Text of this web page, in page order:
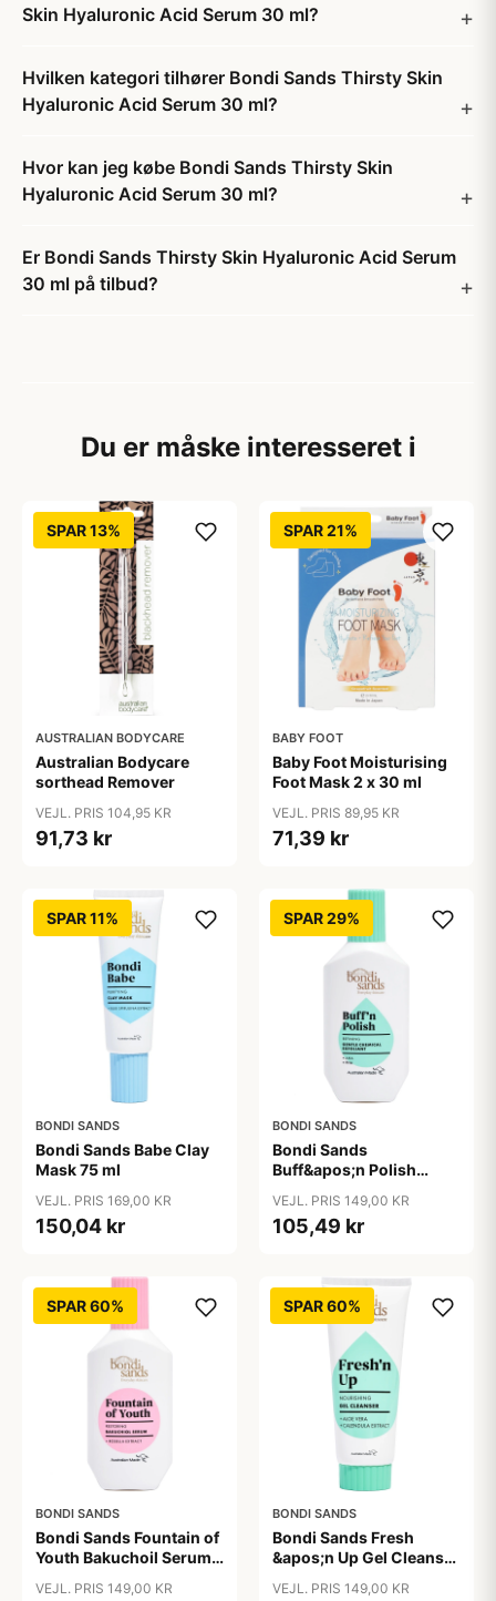
Skin Hyaluronic Acid Serum 30 ml?
Hvilken kategori tilhører Bondi Sands Thirsty Skin
Hyaluronic Acid Serum 30 ml?
Hvor kan jeg købe Bondi Sands Thirsty Skin
Hyaluronic Acid Serum 30 ml?
Er Bondi Sands Thirsty Skin Hyaluronic Acid Serum
30 ml på tilbud?
Du er måske interesseret i
SPAR 13%
AUSTRALIAN BODYCARE
Australian Bodycare
sorthead Remover
VEJL. PRIS 104,95 KR
91,73 kr
SPAR 21%
BABY FOOT
Baby Foot Moisturising
Foot Mask 2 x 30 ml
VEJL. PRIS 89,95 KR
71,39 kr
SPAR 11%
BONDI SANDS
Bondi Sands Babe Clay
Mask 75 ml
VEJL. PRIS 169,00 KR
150,04 kr
SPAR 29%
BONDI SANDS
Bondi Sands
Buff&apos;n Polish
Exfoliant 30 ml
VEJL. PRIS 149,00 KR
105,49 kr
SPAR 60%
BONDI SANDS
Bondi Sands Fountain of
Youth Bakuchoil Serum
VEJL. PRIS 149,00 KR
SPAR 60%
BONDI SANDS
Bondi Sands Fresh
&apos;n Up Gel Cleanser
VEJL. PRIS 149,00 KR